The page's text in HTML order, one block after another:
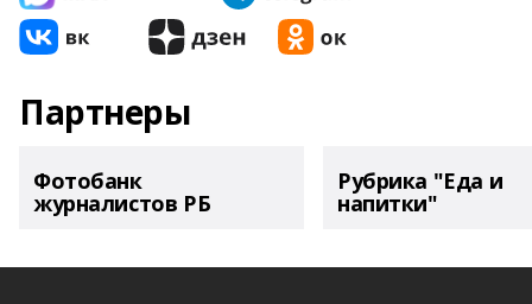
Партнеры
Фотобанк
журналистов РБ
Рубрика "Еда и
напитки"